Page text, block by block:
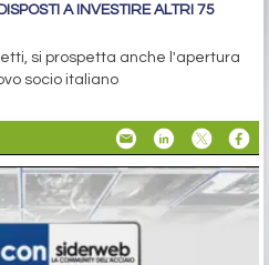
A INVESTIRE ALTRI 75
si prospetta anche l'apertura
socio italiano